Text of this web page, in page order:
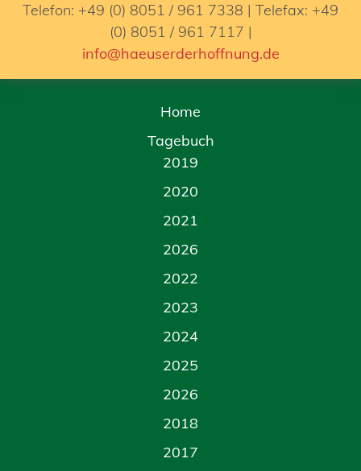
Telefon: +49 (0) 8051 / 961 7338 | Telefax: +49
(0) 8051 / 961 7117 |
info@haeuserderhoffnung.de
Home
Tagebuch
2019
2020
2021
2026
2022
2023
2024
2025
2026
2018
2017